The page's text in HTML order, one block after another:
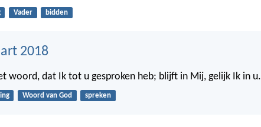
Vader bidden
2018
woord, dat Ik tot u gesproken heb; blijft in Mij, gelijk Ik in u.
Woord van God spreken